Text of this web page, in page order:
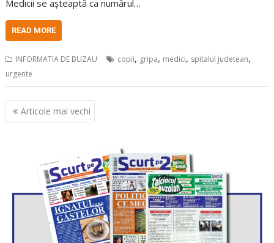
Medicii se așteaptă ca numărul…
READ MORE
INFORMATIA DE BUZAU copii, gripa, medici, spitalul judetean,
urgente
Navigare
în
Articole mai vechi